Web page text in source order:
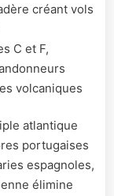
créant vols
C et F,
volcaniques
atlantique
portugaises
espagnoles,
élimine